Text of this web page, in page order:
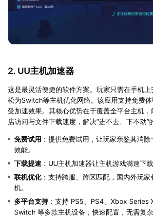
2. UU主机加速器
这是最灵活便捷的软件方案。玩家只需在手机上
松为Switch等主机优化网络。该应用支持免费
受加速效果。其核心优势在于覆盖全平台主机
店访问与文件下载速度，解决“进不去、下不动”
免费试用 ：提供免费试用，让玩家亲鉴其消
效能。
下载提速 ：UU主机加速器让主机游戏满速下载
联机优化：支持跨服、跨区匹配，国内外玩家
机。
多平台支持：支持 PS5、PS4、Xbox Series
Switch 等多款主机设备，快速配置，无需复杂